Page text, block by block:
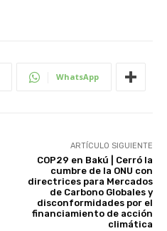
WhatsApp
ARTÍCULO SIGUIENTE
COP29 en Bakú | Cerró la
cumbre de la ONU con
directrices para Mercados
de Carbono Globales y
disconformidades por el
financiamiento de acción
climática